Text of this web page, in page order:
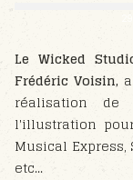
Le Wicked
Frédéric Voisin,
réalisation
l'illustration
Musical Express,
etc...